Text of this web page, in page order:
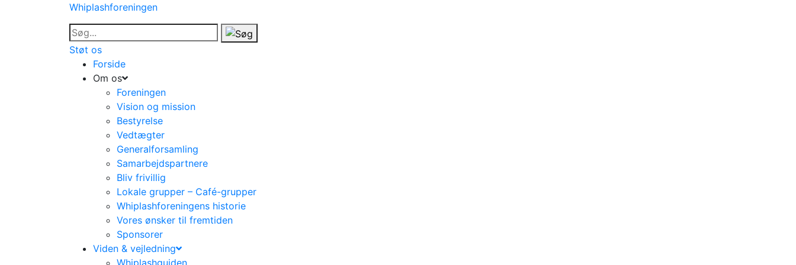
Whiplashforeningen
Støt os
Forside
Om os
Foreningen
Vision og mission
Bestyrelse
Vedtægter
Generalforsamling
Samarbejdspartnere
Bliv frivillig
Lokale grupper – Café-grupper
Whiplashforeningens historie
Vores ønsker til fremtiden
Sponsorer
Viden & vejledning
Whiplashguiden